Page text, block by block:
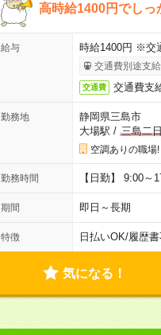
高時給1400円でしっ
給与 時給1400円 ※交
交通費別途支
交通費 交通費支
勤務地
静岡県三島市
大場駅 / 三島二
空調ありの職場!
勤務時間 【日勤】 9:00～
期間 即日～長期
特徴 日払いOK/履歴
気になる！